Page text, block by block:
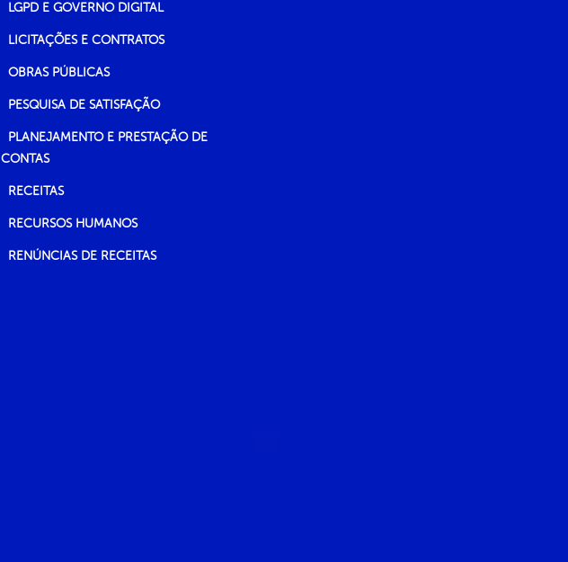
LGPD E GOVERNO DIGITAL
LICITAÇÕES E CONTRATOS
OBRAS PÚBLICAS
PESQUISA DE SATISFAÇÃO
PLANEJAMENTO E PRESTAÇÃO DE
CONTAS
RECEITAS
RECURSOS HUMANOS
RENÚNCIAS DE RECEITAS